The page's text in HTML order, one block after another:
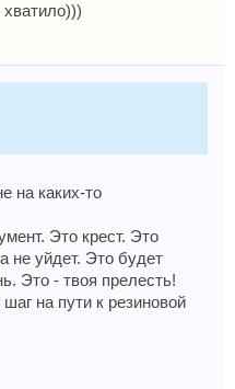
на каких-то
Это крест. Это
не уйдет. Это будет
Это - твоя прелесть!
на пути к резиновой